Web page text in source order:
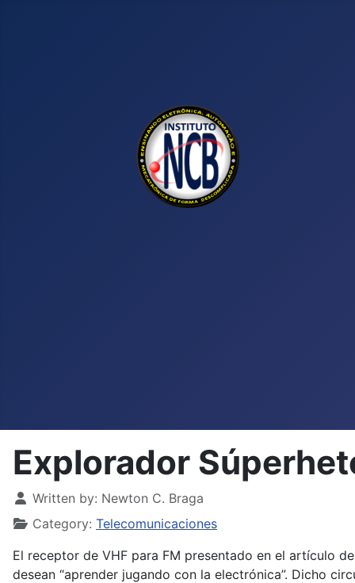
Explorador
Details
Written by: Newton C. Braga
Category: Telecomunicaciones
El receptor de VHF para FM presentado en el artículo
desean “aprender jugando con la electrónica”. Dicho